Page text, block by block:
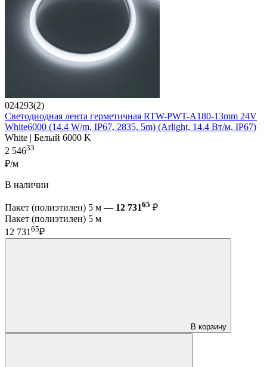
024293(2)
Светодиодная лента герметичная RTW-PWT-A180-13mm 24V
White6000 (14.4 W/m, IP67, 2835, 5m) (Arlight, 14.4 Вт/м, IP67)
White | Белый 6000 K
2 54633
₽/м
В наличии
Пакет (полиэтилен) 5 м — 12 73165 ₽
Пакет (полиэтилен) 5 м
12 73165₽
В корзину